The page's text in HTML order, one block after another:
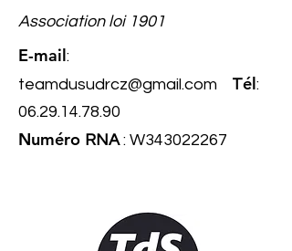
Association loi 1901
E-mail:
teamdusudrcz@gmail.com
Tél:
06.29.14.78.90
Numéro RNA: W343022267